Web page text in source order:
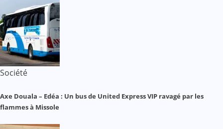
Société
Axe Douala – Edéa : Un bus de United Express VIP ravagé par les
flammes à Missole